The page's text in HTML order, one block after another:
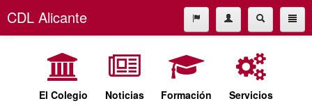
CDL Alicante
Formación
cdl@cdlalicante.org
El Colegio Noticias Formación Servicios